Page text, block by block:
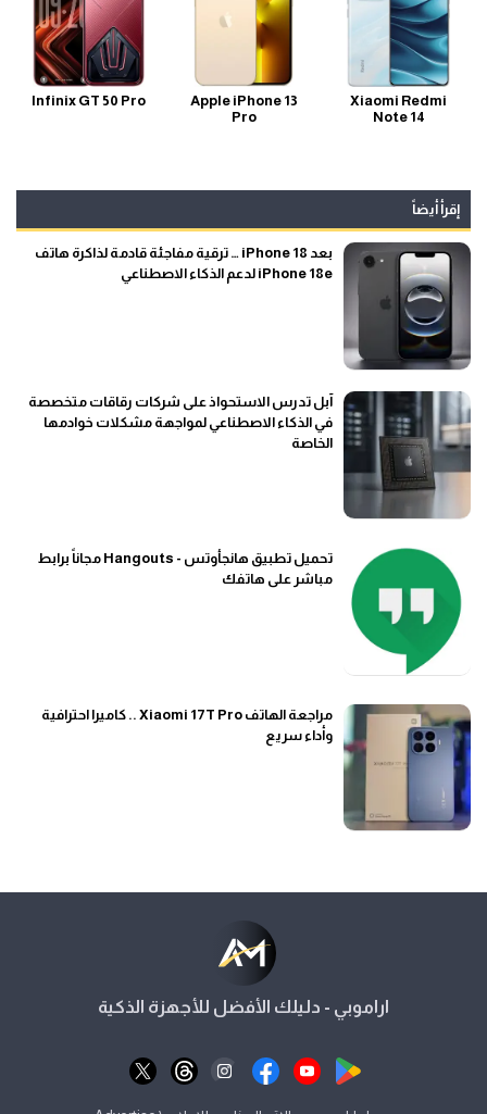
Xiaomi Redmi
Note 14
Apple iPhone 13
Pro
Infinix GT 50 Pro
إقرأ أيضاً
بعد iPhone 18 … ترقية مفاجئة قادمة لذاكرة هاتف
iPhone 18e لدعم الذكاء الاصطناعي
آبل تدرس الاستحواذ على شركات رقاقات متخصصة
في الذكاء الاصطناعي لمواجهة مشكلات خوادمها
الخاصة
تحميل تطبيق هانجأوتس - Hangouts مجاناً برابط
مباشر على هاتفك
مراجعة الهاتف Xiaomi 17T Pro .. كاميرا احترافية
وأداء سريع
اراموبي - دليلك الأفضل للأجهزة الذكية